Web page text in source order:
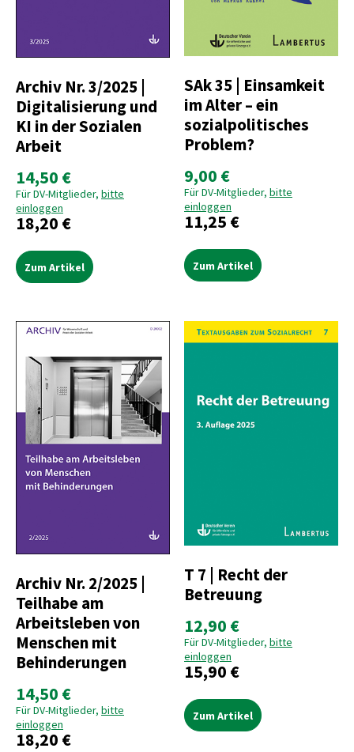
Archiv Nr. 3/2025 |
Digitalisierung und
KI in der Sozialen
Arbeit
14,50 €
Für DV-Mitglieder, bitte
einloggen
18,20 €
Zum Artikel
SAk 35 | Einsamkeit
im Alter – ein
sozialpolitisches
Problem?
9,00 €
Für DV-Mitglieder, bitte
einloggen
11,25 €
Zum Artikel
Archiv Nr. 2/2025 |
Teilhabe am
Arbeitsleben von
Menschen mit
Behinderungen
14,50 €
Für DV-Mitglieder, bitte
einloggen
18,20 €
T 7 | Recht der
Betreuung
12,90 €
Für DV-Mitglieder, bitte
einloggen
15,90 €
Zum Artikel